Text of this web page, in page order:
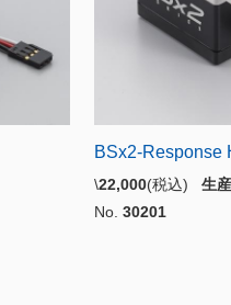
BSx2-Response
\22,000(税込) 生
No. 30201